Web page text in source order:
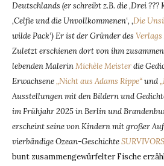
Deutschlands (er schreibt z.B. die ‚Drei ???
‚Celfie und die Unvollkommenen‘, ‚Die
wilde Pack‘) Er ist der Gründer des Verlags
Zuletzt erschienen dort von ihm
lebenden MalerinMichèle Meisterdie
Erwachsene„Nicht aus Adams Rippe“und
Ausstellungen mit den Bildern und
im Frühjahr 2025 in Berlin und
erscheint seine von Kindern mit großer
vierbändige Ozean-GeschichteSURVIVORS
bunt zusammengewürfelter Fische